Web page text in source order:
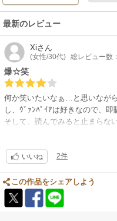
最新のレビュー
Xiさん
(女性/30代) 総レビュー数
爆☆笑
何か笑いたいなぁ…と思いなが
し、ｳﾞｧﾝﾊﾟｲｱは好きなので、即
そして、読んでみると止まらな
とにかく笑いたい。絵が汚いｷ
いいね 2件
この作品をシェアしよう